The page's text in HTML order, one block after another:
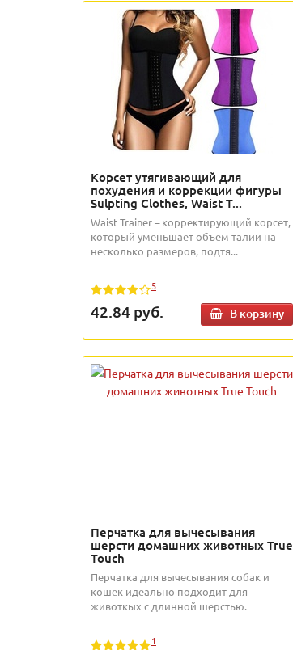
Корсет утягивающий для
похудения и коррекции фигуры
Sulpting Clothes, Waist T...
Waist Trainer – корректирующий корсет,
который уменьшает объем талии на
несколько размеров, подтя...
5
42.84 руб. В корзину
Перчатка для вычесывания
шерсти домашних животных True
Touch
Перчатка для вычесывания собак и
кошек идеально подходит для
животкых с длинной шерстью.
1